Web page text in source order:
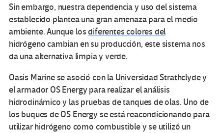
Sin embargo, nuestra dependencia y uso del sistema
establecido plantea una gran amenaza para el medio
ambiente. Aunque losdiferentes colores del
hidrógenocambian en su producción, este sistema nos
da una alternativa limpia y verde.
Oasis Marine se asoció con la Universidad Strathclyde y
el armador OS Energy para realizar el análisis
hidrodinámico y las pruebas de tanques de olas. Uno de
los buques de OS Energy se está reacondicionando para
utilizar hidrógeno como combustible y se utilizó un